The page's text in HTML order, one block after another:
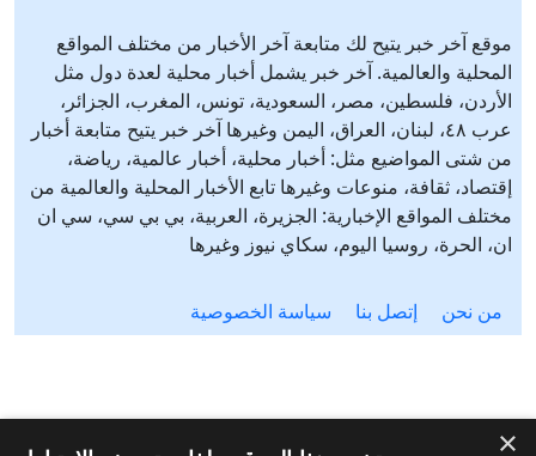
موقع آخر خبر يتيح لك متابعة آخر الأخبار من مختلف المواقع
المحلية والعالمية. آخر خبر يشمل أخبار محلية لعدة دول مثل
الأردن، فلسطين، مصر، السعودية، تونس، المغرب، الجزائر،
عرب ٤٨، لبنان، العراق، اليمن وغيرها آخر خبر يتيح متابعة أخبار
من شتى المواضيع مثل: أخبار محلية، أخبار عالمية، رياضة،
إقتصاد، ثقافة، منوعات وغيرها تابع الأخبار المحلية والعالمية من
مختلف المواقع الإخبارية: الجزيرة، العربية، بي بي سي، سي ان
ان، الحرة، روسيا اليوم، سكاي نيوز وغيرها
من نحن إتصل بنا سياسة الخصوصية
×